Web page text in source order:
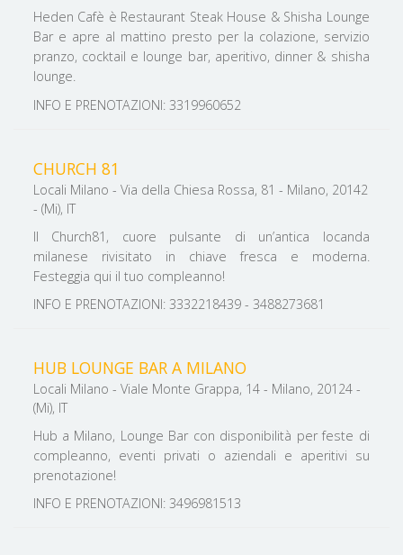
Heden Cafè è Restaurant Steak House & Shisha Lounge
Bar e apre al mattino presto per la colazione, servizio
pranzo, cocktail e lounge bar, aperitivo, dinner & shisha
lounge.
INFO E PRENOTAZIONI: 3319960652
CHURCH 81
Locali Milano - Via della Chiesa Rossa, 81 - Milano, 20142
- (Mi), IT
Il Church81, cuore pulsante di un’antica locanda
milanese rivisitato in chiave fresca e moderna.
Festeggia qui il tuo compleanno!
INFO E PRENOTAZIONI: 3332218439 - 3488273681
HUB LOUNGE BAR A MILANO
Locali Milano - Viale Monte Grappa, 14 - Milano, 20124 -
(Mi), IT
Hub a Milano, Lounge Bar con disponibilità per feste di
compleanno, eventi privati o aziendali e aperitivi su
prenotazione!
INFO E PRENOTAZIONI: 3496981513